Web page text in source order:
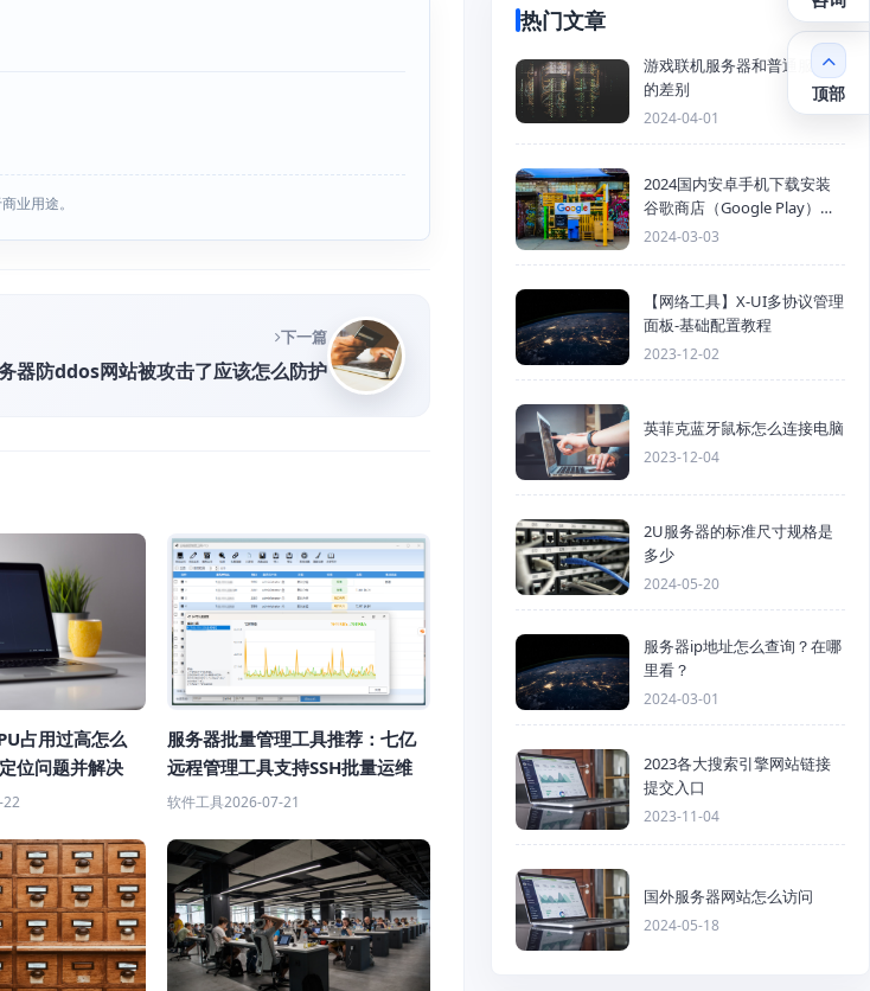
业用途。
下一篇
器防ddos网站被攻击了应该怎么防护
占用过高怎么
位问题并解决
22
服务器批量管理工具推荐：七亿
远程管理工具支持SSH批量运维
软件工具2026-07-21
热门文章
游戏联机服务器和普通服务器
的差别
2024-04-01
2024国内安卓手机下载安装
谷歌商店（Google Play）详
细步骤
2024-03-03
【网络工具】X-UI多协议管理
面板-基础配置教程
2023-12-02
英菲克蓝牙鼠标怎么连接电脑
2023-12-04
2U服务器的标准尺寸规格是
多少
2024-05-20
服务器ip地址怎么查询？在哪
里看？
2024-03-01
2023各大搜索引擎网站链接
提交入口
2023-11-04
国外服务器网站怎么访问
2024-05-18
顶部